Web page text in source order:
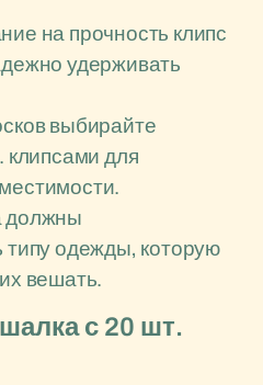
на прочность клипс
удерживать
выбирайте
для
должны
типу одежды, которую
вешать.
с 20 шт.